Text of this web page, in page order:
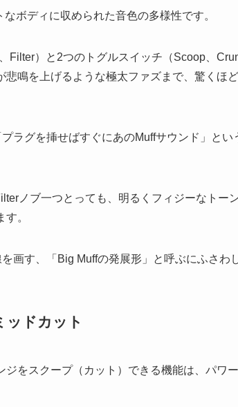
ボディに収められた音色の多様性です。
Filter）と2つのトグルスイッチ（Scoop、
悲鳴を上げるような極太ファズまで、驚くほ
ラグを挿せばすぐにあのMuffサウンド」と
ノブ一つとっても、明るくフィジーなトー
。
画す、「Big Muffの発展形」と呼ぶにふさわ
ドカット
ジをスクープ（カット）できる機能は、パワ